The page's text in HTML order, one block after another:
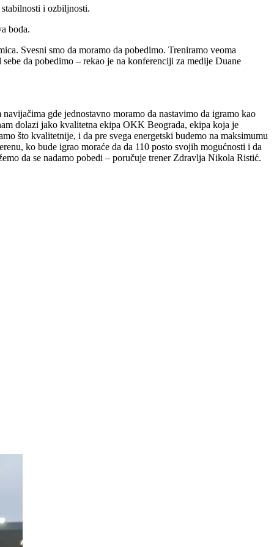
i ozbiljnosti.
boda.
Svesni smo da moramo da pobedimo. Treniramo veoma
da pobedimo – rekao je na konferenciji za medije Duane
gde jednostavno moramo da nastavimo da igramo kao
dolazi jako kvalitetna ekipa OKK Beograda, ekipa koja je
što kvalitetnije, i da pre svega energetski budemo na maksimumu
ko bude igrao moraće da da 110 posto svojih mogućnosti i da
da se nadamo pobedi – poručuje trener Zdravlja Nikola Ristić.